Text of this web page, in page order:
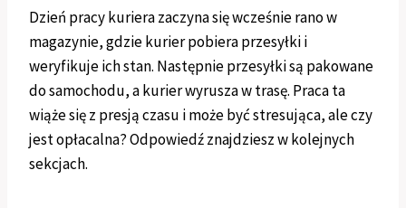
Dzień pracy kuriera zaczyna się wcześnie rano w
magazynie, gdzie kurier pobiera przesyłki i
weryfikuje ich stan. Następnie przesyłki są pakowane
do samochodu, a kurier wyrusza w trasę. Praca ta
wiąże się z presją czasu i może być stresująca, ale czy
jest opłacalna? Odpowiedź znajdziesz w kolejnych
sekcjach.